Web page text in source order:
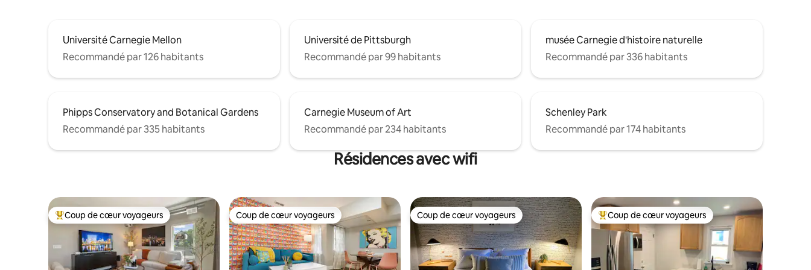
Université Carnegie Mellon
Recommandé par 126 habitants
Université de Pittsburgh
Recommandé par 99 habitants
musée Carnegie d'histoire naturelle
Recommandé par 336 habitants
Phipps Conservatory and Botanical Gardens
Recommandé par 335 habitants
Carnegie Museum of Art
Recommandé par 234 habitants
Schenley Park
Recommandé par 174 habitants
Résidences avec wifi
Coups de cœur voyageurs les plus appréciés
Coup de cœur voyageurs Coup de cœur voyageurs
Coup de cœur voyageurs Coup de cœur voyageurs
Coup de cœur voyageurs Coups de cœur voyageurs les plus appréciés
Coup de cœur voyageurs